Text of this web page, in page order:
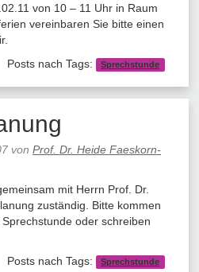
von 10 – 11 Uhr in Raum
vereinbaren Sie bitte einen
Posts nach Tags:
Sprechstunde
von Prof. Dr. Heide Faeskorn-
mit Herrn Prof. Dr.
zuständig. Bitte kommen
oder schreiben
Posts nach Tags:
Sprechstunde